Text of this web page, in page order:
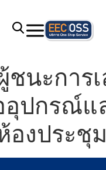
ชนะการ
อุปกรณ์แ
องประชุม